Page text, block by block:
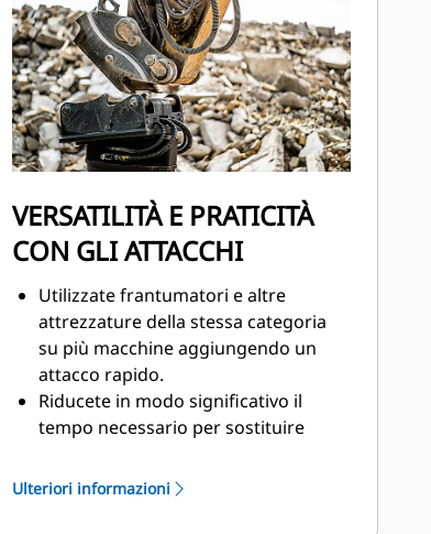
ispezione.
I componenti idraulici sono protetti
dai danni all'interno di un
alloggiamento per ridurre i tempi di
fermo in cantiere.
VERSATILITÀ E PRATICITÀ
CON GLI ATTACCHI
Utilizzate frantumatori e altre
attrezzature della stessa categoria
su più macchine aggiungendo un
attacco rapido.
Riducete in modo significativo il
tempo necessario per sostituire
rapido.
Ulteriori informazioni